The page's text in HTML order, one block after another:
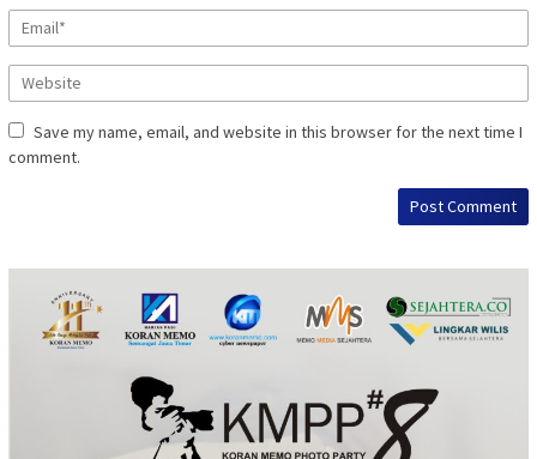
Save my name, email, and website in this browser for the next time I
comment.